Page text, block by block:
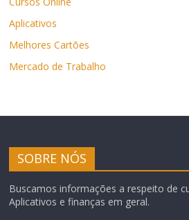
Aplicativos
Melhores Cartões
Mercado de Trabalho
SOBRE NÓS
Buscamos informações a respeito de
Aplicativos e finanças em geral.